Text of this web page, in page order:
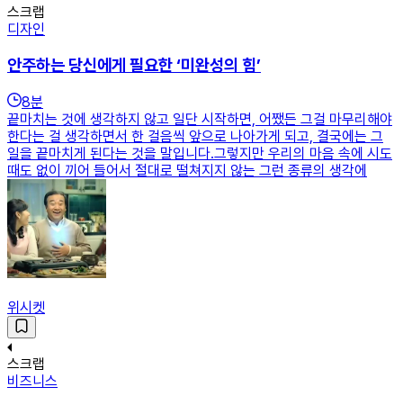
스크랩
디자인
안주하는 당신에게 필요한 ‘미완성의 힘’
8분
끝마치는 것에 생각하지 않고 일단 시작하면, 어쨌든 그걸 마무리해야
한다는 걸 생각하면서 한 걸음씩 앞으로 나아가게 되고, 결국에는 그
일을 끝마치게 된다는 것을 말입니다.그렇지만 우리의 마음 속에 시도
때도 없이 끼어 들어서 절대로 떨쳐지지 않는 그런 종류의 생각에
위시켓
스크랩
비즈니스